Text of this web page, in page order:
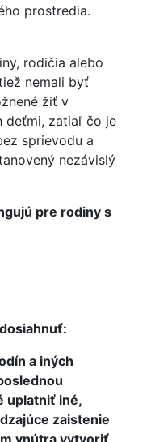
prostredia.
rodičia alebo
nemali byť
žiť v
deťmi, zatiaľ čo je
sprievodu a
nezávislý
pre rodiny s
a iných
uplatniť iné,
zaistenie
vnútra vytvoriť